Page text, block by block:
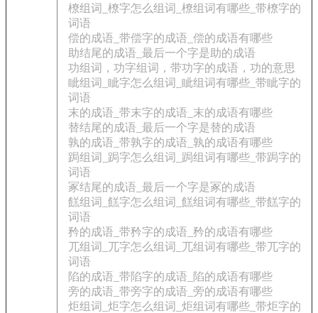
橑组词_橑字怎么组词_橑组词有哪些_带橑字的
词语
偿的成语_带偿字的成语_偿的成语有哪些
助结尾的成语_最后一个字是助的成语
功组词，功字组词，带功字的成语，功的意思
眦组词_眦字怎么组词_眦组词有哪些_带眦字的
词语
末的成语_带末字的成语_末的成语有哪些
替结尾的成语_最后一个字是替的成语
孰的成语_带孰字的成语_孰的成语有哪些
跼组词_跼字怎么组词_跼组词有哪些_带跼字的
词语
冢结尾的成语_最后一个字是冢的成语
餻组词_餻字怎么组词_餻组词有哪些_带餻字的
词语
矜的成语_带矜字的成语_矜的成语有哪些
兀组词_兀字怎么组词_兀组词有哪些_带兀字的
词语
陷的成语_带陷字的成语_陷的成语有哪些
旁的成语_带旁字的成语_旁的成语有哪些
炬组词_炬字怎么组词_炬组词有哪些_带炬字的